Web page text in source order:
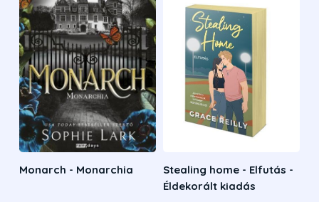
Monarch - Monarchia
Stealing home - Elfutás -
Éldekorált kiadás